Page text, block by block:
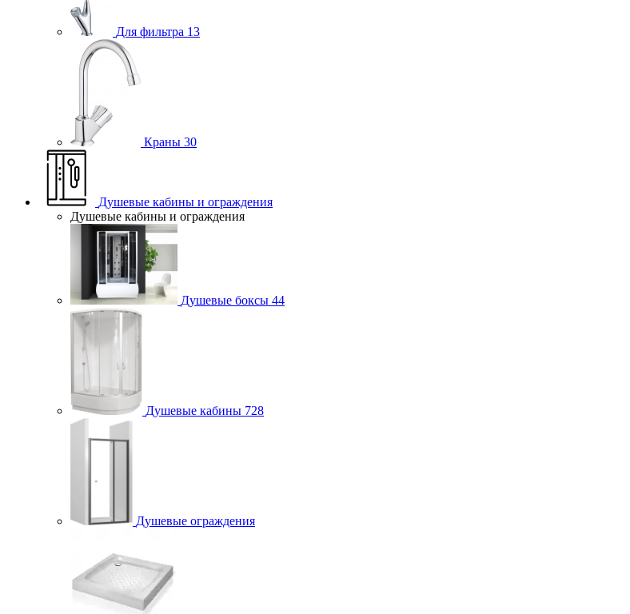
Для фильтра 13
Краны 30
Душевые кабины и ограждения
Душевые кабины и ограждения
Душевые боксы 44
Душевые кабины 728
Душевые ограждения